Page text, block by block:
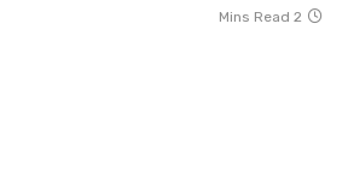
2 Mins Read